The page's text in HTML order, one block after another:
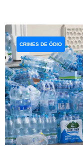
CRIMES DE ÓDIO